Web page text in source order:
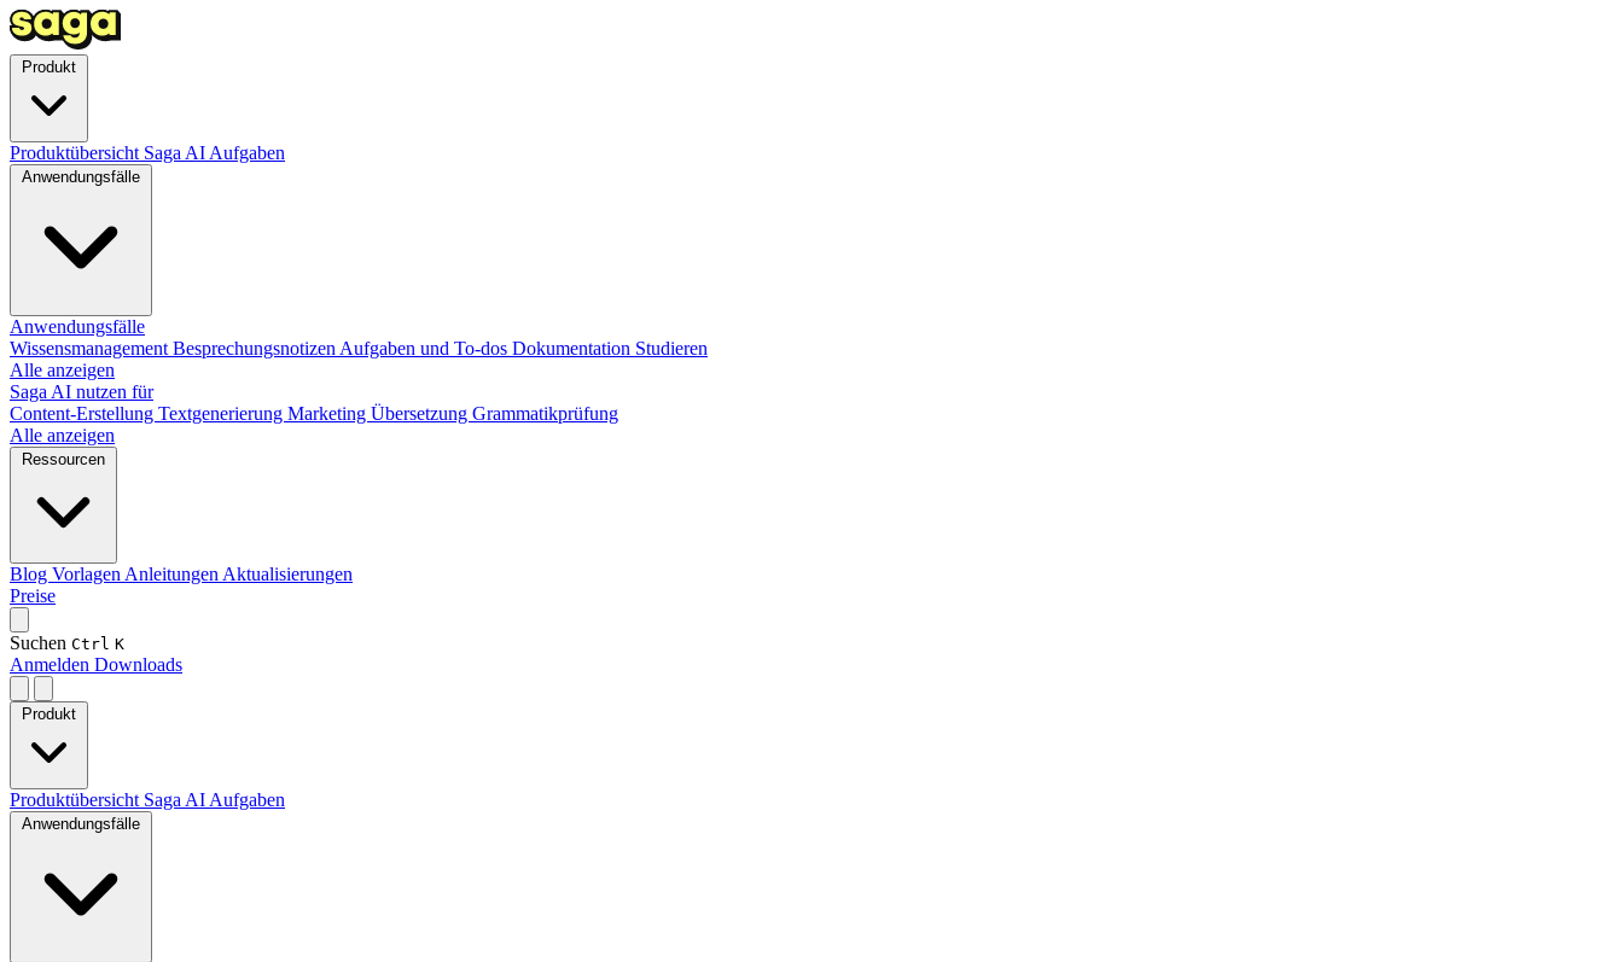
Produktübersicht Saga AI Aufgaben
Anwendungsfälle
Wissensmanagement Besprechungsnotizen Aufgaben und To-dos Dokumentation Studieren
Alle anzeigen
Saga AI nutzen für
Content-Erstellung Textgenerierung Marketing Übersetzung Grammatikprüfung
Alle anzeigen
Blog Vorlagen Anleitungen Aktualisierungen
Preise
Suchen Ctrl K
Anmelden Downloads
Produktübersicht Saga AI Aufgaben